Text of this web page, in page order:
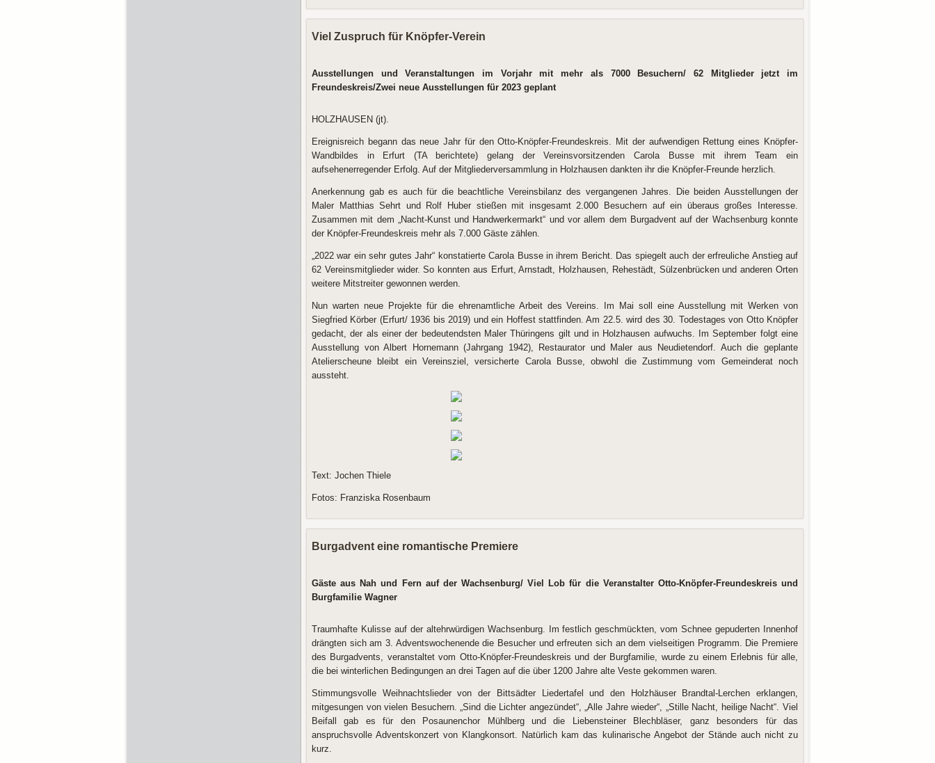
Viel Zuspruch für Knöpfer-Verein
Ausstellungen und Veranstaltungen im Vorjahr mit mehr als 7000 Besuchern/ 62 Mitglieder jetzt im
Freundeskreis/Zwei neue Ausstellungen für 2023 geplant
HOLZHAUSEN (jt).
Ereignisreich begann das neue Jahr für den Otto-Knöpfer-Freundeskreis. Mit der aufwendigen Rettung eines Knöpfer-
Wandbildes in Erfurt (TA berichtete) gelang der Vereinsvorsitzenden Carola Busse mit ihrem Team ein
aufsehenerregender Erfolg. Auf der Mitgliederversammlung in Holzhausen dankten ihr die Knöpfer-Freunde herzlich.
Anerkennung gab es auch für die beachtliche Vereinsbilanz des vergangenen Jahres. Die beiden Ausstellungen der
Maler Matthias Sehrt und Rolf Huber stießen mit insgesamt 2.000 Besuchern auf ein überaus großes Interesse.
Zusammen mit dem „Nacht-Kunst und Handwerkermarkt“ und vor allem dem Burgadvent auf der Wachsenburg konnte
der Knöpfer-Freundeskreis mehr als 7.000 Gäste zählen.
„2022 war ein sehr gutes Jahr“ konstatierte Carola Busse in ihrem Bericht. Das spiegelt auch der erfreuliche Anstieg auf
62 Vereinsmitglieder wider. So konnten aus Erfurt, Arnstadt, Holzhausen, Rehestädt, Sülzenbrücken und anderen Orten
weitere Mitstreiter gewonnen werden.
Nun warten neue Projekte für die ehrenamtliche Arbeit des Vereins. Im Mai soll eine Ausstellung mit Werken von
Siegfried Körber (Erfurt/ 1936 bis 2019) und ein Hoffest stattfinden. Am 22.5. wird des 30. Todestages von Otto Knöpfer
gedacht, der als einer der bedeutendsten Maler Thüringens gilt und in Holzhausen aufwuchs. Im September folgt eine
Ausstellung von Albert Hornemann (Jahrgang 1942), Restaurator und Maler aus Neudietendorf. Auch die geplante
Atelierscheune bleibt ein Vereinsziel, versicherte Carola Busse, obwohl die Zustimmung vom Gemeinderat noch
aussteht.
Text: Jochen Thiele
Fotos: Franziska Rosenbaum
Burgadvent eine romantische Premiere
Gäste aus Nah und Fern auf der Wachsenburg/ Viel Lob für die Veranstalter Otto-Knöpfer-Freundeskreis und
Burgfamilie Wagner
Traumhafte Kulisse auf der altehrwürdigen Wachsenburg. Im festlich geschmückten, vom Schnee gepuderten Innenhof
drängten sich am 3. Adventswochenende die Besucher und erfreuten sich an dem vielseitigen Programm. Die Premiere
des Burgadvents, veranstaltet vom Otto-Knöpfer-Freundeskreis und der Burgfamilie, wurde zu einem Erlebnis für alle,
die bei winterlichen Bedingungen an drei Tagen auf die über 1200 Jahre alte Veste gekommen waren.
Stimmungsvolle Weihnachtslieder von der Bittsädter Liedertafel und den Holzhäuser Brandtal-Lerchen erklangen,
mitgesungen von vielen Besuchern. „Sind die Lichter angezündet“, „Alle Jahre wieder“, „Stille Nacht, heilige Nacht“. Viel
Beifall gab es für den Posaunenchor Mühlberg und die Liebensteiner Blechbläser, ganz besonders für das
anspruchsvolle Adventskonzert von Klangkonsort. Natürlich kam das kulinarische Angebot der Stände auch nicht zu
kurz.